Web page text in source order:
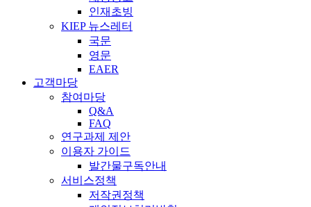
인재초빙
KIEP 뉴스레터
국문
영문
EAER
고객마당
참여마당
Q&A
FAQ
연구과제 제안
이용자 가이드
발간물구독안내
서비스정책
저작권정책